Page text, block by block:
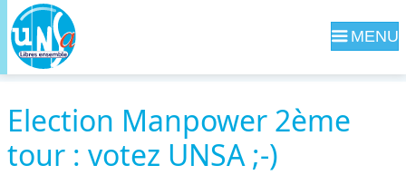
Election Manpower 2ème
tour : votez UNSA ;-)